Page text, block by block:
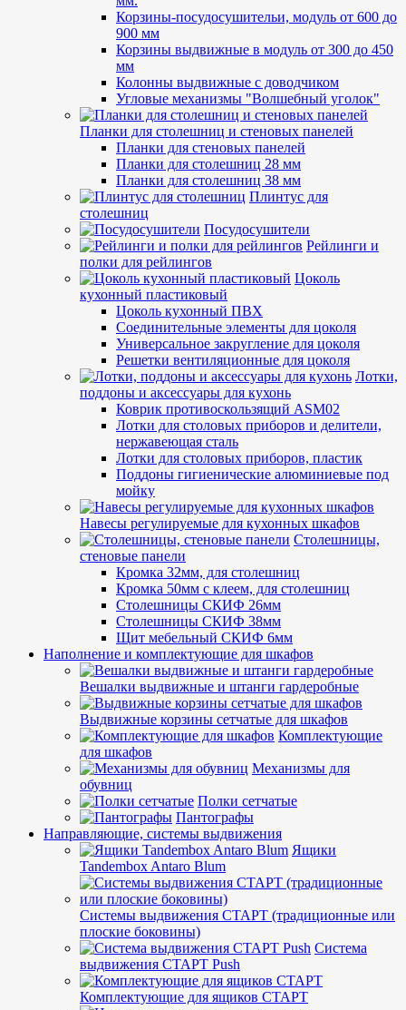
Корзины-посудосушительи, модуль от 600 до
900 мм
Корзины выдвижные в модуль от 300 до 450
мм
Колонны выдвижные с доводчиком
Угловые механизмы "Волшебный уголок"
Планки для столешниц и стеновых панелей
Планки для стеновых панелей
Планки для столешниц 28 мм
Планки для столешниц 38 мм
Плинтус для
столешниц
Посудосушители
Рейлинги и
полки для рейлингов
Цоколь
кухонный пластиковый
Цоколь кухонный ПВХ
Соединительные элементы для цоколя
Универсальное закругление для цоколя
Решетки вентиляционные для цоколя
Лотки,
поддоны и аксессуары для кухонь
Коврик противоскользящий ASM02
Лотки для столовых приборов и делители,
нержавеющая сталь
Лотки для столовых приборов, пластик
Поддоны гигиенические алюминиевые под
мойку
Навесы регулируемые для кухонных шкафов
Столешницы,
стеновые панели
Кромка 32мм, для столешниц
Кромка 50мм с клеем, для столешниц
Столешницы СКИФ 26мм
Столешницы СКИФ 38мм
Щит мебельный СКИФ 6мм
Наполнение и комплектующие для шкафов
Вешалки выдвижные и штанги гардеробные
Выдвижные корзины сетчатые для шкафов
Комплектующие
для шкафов
Механизмы для
обувниц
Полки сетчатые
Пантографы
Направляющие, системы выдвижения
Ящики
Tandembox Antaro Blum
Системы выдвижения СТАРТ (традиционные или
плоские боковины)
Система
выдвижения СТАРТ Push
Комплектующие для ящиков СТАРТ